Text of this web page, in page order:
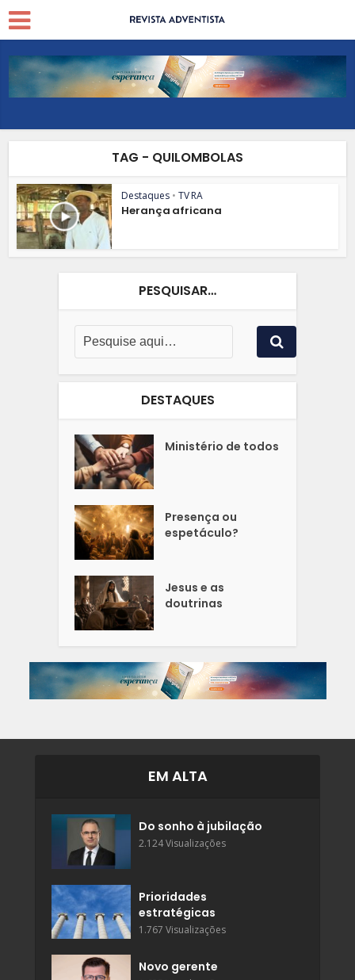
TAG - QUILOMBOLAS
Destaques • TV RA
Herança africana
PESQUISAR…
DESTAQUES
Ministério de todos
Presença ou
espetáculo?
Jesus e as
doutrinas
EM ALTA
Do sonho à jubilação
2.124 Visualizações
Prioridades
estratégicas
1.767 Visualizações
Novo gerente